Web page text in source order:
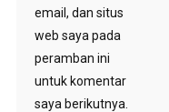
email, dan situs
web saya pada
peramban ini
untuk komentar
saya berikutnya.